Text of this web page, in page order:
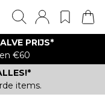
PRIJS*
€60
items.